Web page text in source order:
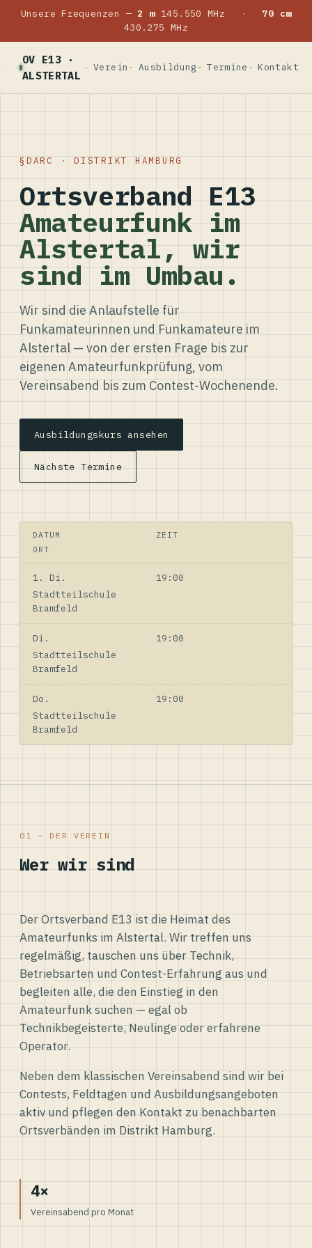
Unsere Frequenzen — 2 m145.550 MHz ·
70 cm
430.275 MHz
OV E13 ·
ALSTERTAL
Verein Ausbildung Termine Kontakt
DARC · DISTRIKT HAMBURG
Ortsverband E13
Amateurfunk im
Alstertal, wir
sind im Umbau.
Wir sind die Anlaufstelle für
Funkamateurinnen und Funkamateure im
Alstertal — von der ersten Frage bis zur
eigenen Amateurfunkprüfung, vom
Vereinsabend bis zum Contest-Wochenende.
Ausbildungskurs ansehen
Nächste Termine
DATUM
ZEIT
ORT
1. Di.
19:00
Stadtteilschule
Bramfeld
Di.
19:00
Stadtteilschule
Bramfeld
Do.
19:00
Stadtteilschule
Bramfeld
01 — DER VEREIN
Wer wir sind
Der Ortsverband E13 ist die Heimat des
Amateurfunks im Alstertal. Wir treffen uns
regelmäßig, tauschen uns über Technik,
Betriebsarten und Contest-Erfahrung aus und
begleiten alle, die den Einstieg in den
Amateurfunk suchen — egal ob
Technikbegeisterte, Neulinge oder erfahrene
Operator.
Neben dem klassischen Vereinsabend sind wir bei
Contests, Feldtagen und Ausbildungsangeboten
aktiv und pflegen den Kontakt zu benachbarten
Ortsverbänden im Distrikt Hamburg.
4×
Vereinsabend pro Monat